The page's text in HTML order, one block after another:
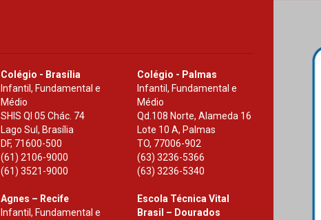
Colégio - Brasília
Infantil, Fundamental e
Médio
SHIS Ql 05 Chác. 74
Lago Sul, Brasília
DF, 71600-500
(61) 2106-9000
(61) 3521-9000
Colégio - Palmas
Infantil, Fundamental e
Médio
Qd.108 Norte, Alameda 16
Lote 10 A, Palmas
TO, 77006-902
(63) 3236-5366
(63) 3236-5340
Agnes – Recife
Infantil, Fundamental e
Escola Técnica Vital
Brasil – Dourados